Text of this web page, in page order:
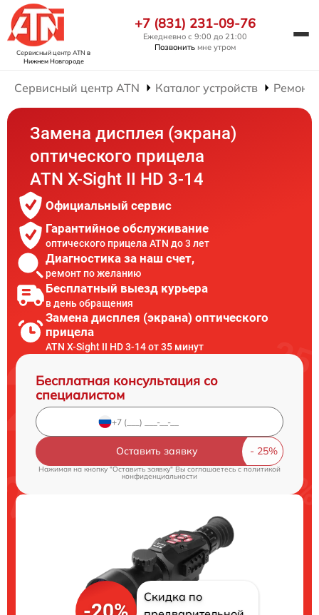
Сервисный центр ATN в
Нижнем Новгороде
+7 (831) 231-09-76
Ежедневно с 9:00 до 21:00
Позвонить мне утром
Сервисный центр ATN Каталог устройств Ремонт
Замена дисплея (экрана)
оптического прицела
ATN X-Sight II HD 3-14
Официальный сервис
Гарантийное обслуживание
оптического прицела ATN до 3 лет
Диагностика за наш счет,
ремонт по желанию
Бесплатный выезд курьера
в день обращения
Замена дисплея (экрана) оптического
прицела
ATN X-Sight II HD 3-14 от 35 минут
Бесплатная консультация со
специалистом
Оставить заявку
Нажимая на кнопку "Оставить заявку" Вы соглашаетесь cполитикой
конфиденциальности
Скидка по